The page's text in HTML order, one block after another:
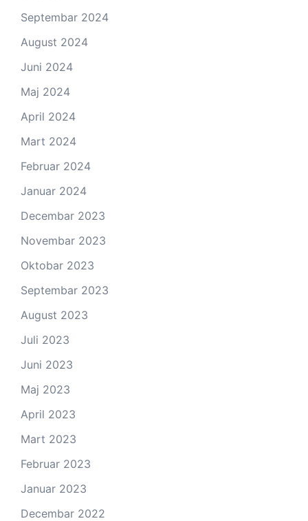
Septembar 2024
August 2024
Juni 2024
Maj 2024
April 2024
Mart 2024
Februar 2024
Januar 2024
Decembar 2023
Novembar 2023
Oktobar 2023
Septembar 2023
August 2023
Juli 2023
Juni 2023
Maj 2023
April 2023
Mart 2023
Februar 2023
Januar 2023
Decembar 2022